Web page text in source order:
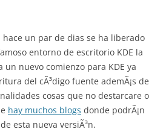
hace un par de dias se ha liberado
entorno de escritorio KDE la
un nuevo comienzo para KDE ya
del cÃ³digo fuente ademÃ¡s de
cosas que no destarcare o
hay muchos blogs donde podrÃ¡n
esta nueva versiÃ³n.